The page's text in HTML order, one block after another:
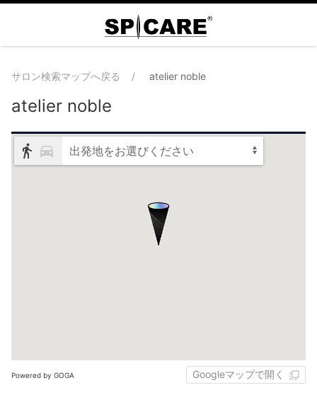
サロン検索マップへ戻る atelier noble
atelier noble
出発地をお選びください
Powered by GOGA Googleマップで開く